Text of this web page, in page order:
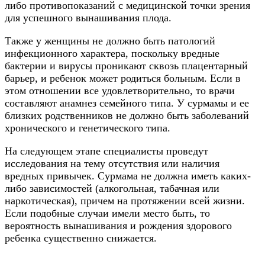
либо противопоказаний с медицинской точки зрения
для успешного вынашивания плода.
Также у женщины не должно быть патологий
инфекционного характера, поскольку вредные
бактерии и вирусы проникают сквозь плацентарный
барьер, и ребенок может родиться больным. Если в
этом отношении все удовлетворительно, то врачи
составляют анамнез семейного типа. У сурмамы и ее
близких родственников не должно быть заболеваний
хронического и генетического типа.
На следующем этапе специалисты проведут
исследования на тему отсутствия или наличия
вредных привычек. Сурмама не должна иметь каких-
либо зависимостей (алкогольная, табачная или
наркотическая), причем на протяжении всей жизни.
Если подобные случаи имели место быть, то
вероятность вынашивания и рождения здорового
ребенка существенно снижается.